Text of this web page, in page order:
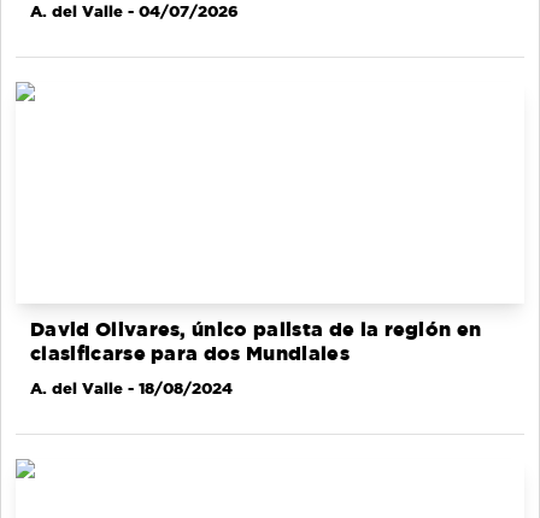
A. del Valle - 04/07/2026
David Olivares, único palista de la región en
clasificarse para dos Mundiales
A. del Valle - 18/08/2024